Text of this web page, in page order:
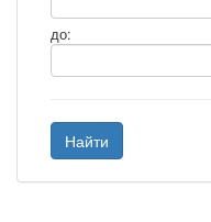
до:
Найти